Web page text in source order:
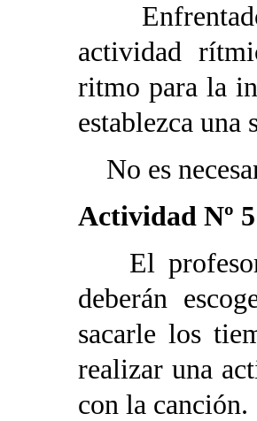
actividad
ritmo para la
establezca una
No es
Actividad Nº 5
El profesor/
deberán
sacarle los
realizar una
con la canción.